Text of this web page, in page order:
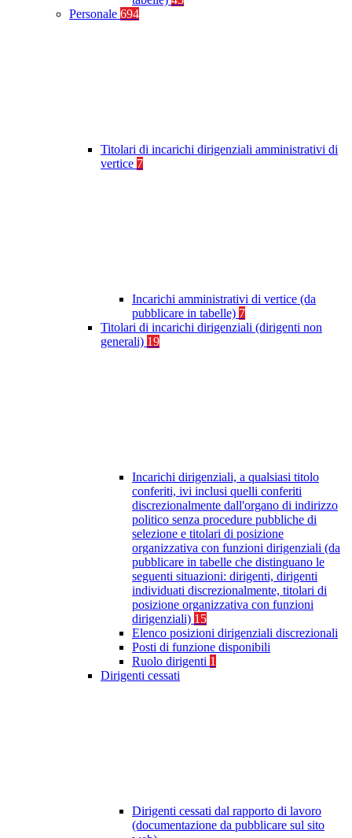
Personale 694
Titolari di incarichi dirigenziali amministrativi di
vertice 7
Incarichi amministrativi di vertice (da
pubblicare in tabelle) 7
Titolari di incarichi dirigenziali (dirigenti non
generali) 19
Incarichi dirigenziali, a qualsiasi titolo
conferiti, ivi inclusi quelli conferiti
discrezionalmente dall'organo di indirizzo
politico senza procedure pubbliche di
selezione e titolari di posizione
organizzativa con funzioni dirigenziali (da
pubblicare in tabelle che distinguano le
seguenti situazioni: dirigenti, dirigenti
individuati discrezionalmente, titolari di
posizione organizzativa con funzioni
dirigenziali) 15
Elenco posizioni dirigenziali discrezionali
Posti di funzione disponibili
Ruolo dirigenti 1
Dirigenti cessati
Dirigenti cessati dal rapporto di lavoro
(documentazione da pubblicare sul sito